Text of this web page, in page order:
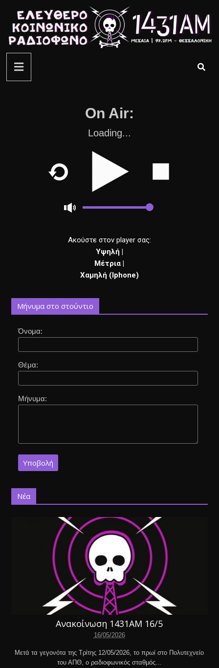
On Air:
Μουσικές Επιλογές 1431AM
Ακούστε στον player σας:
Υψηλή |
Μέτρια |
Χαμηλή (Iphone)
Μήνυμα στο στούντιο
Όνομα:
Θέμα:
Μήνυμα:
Νέα
Ανακοίνωση 1431ΑΜ 16/5
16/05/2026
Μετά τα γεγονότα της Τρίτης 12/05/2026, το πρωί στο Πολυτεχνείο
του ΑΠΘ, ο ραδιοφωνικός σταθμός...